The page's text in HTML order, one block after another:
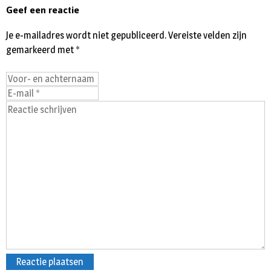
Geef een reactie
Je e-mailadres wordt niet gepubliceerd.Vereiste velden zijn
gemarkeerd met *